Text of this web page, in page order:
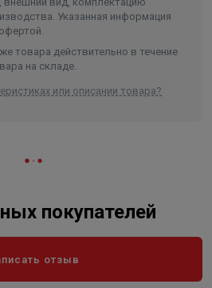
Указанная информация
товара действительно в течение
на складе.
или описании товара?
покупателей
отзыв